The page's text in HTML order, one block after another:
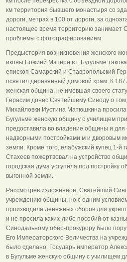
км территория бывшего монастыря со
дороги, метрах в 100 от дороги, за
настоящее время территорию занимает
проблемы с фотографированием.
Предыстория возникновения женского
иконы Божией Матери в г. Бугульме
епископ Самарский и Ставропольский
освятил деревянный домовой храм. К
женская община, не имевшая своего
Герасим донес Святейшему Синоду о том,
Михайловки Иустина Матюшкина просила
Бугульме женскую общину с училищем
предоставила во владение общины и для
надворными постройками м и дворовым
земли. Кроме того, елабужский купец 1-й
Стахеев пожертвовал на устройство
городская дума уступила под постройку
выгонной земли.
Рассмотрев изложенное, Святейший
учреждению общины, но с одним
производила денежных сборов для
и не просила каких-либо пособий от
Синодальному обер-прокурору было
Его Императорского Величества на
было сделано. Государь император
в Бугульме женскую общину с училищем